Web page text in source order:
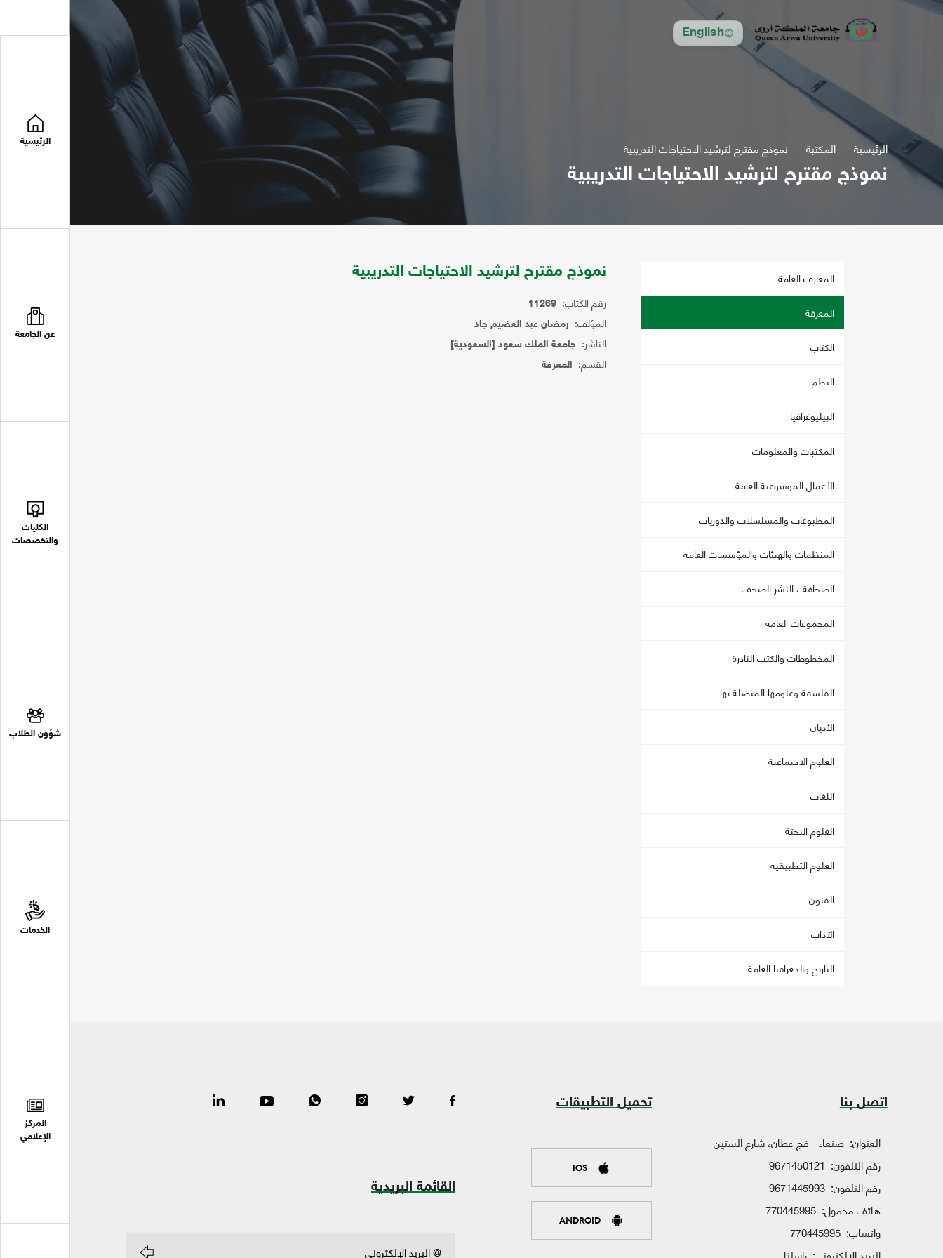
English
الرئيسية
عن الجامعة
الكليات
والتخصصات
شؤون الطلاب
الخدمات
المركز
الإعلامي
الرئيسية المكتبة نموذج مقترح لترشيد الاحتياجات التدريبية
نموذج مقترح لترشيد الاحتياجات التدريبية
المعارف العامة
المعرفة
الكتاب
النظم
البيليوغرافيا
المكتبات والمعلومات
الأعمال الموسوعية العامة
المطبوعات والمسلسلات والدوريات
المنظمات والهيئات والمؤسسات العامة
الصحافة ، النشر الصحف
المجموعات العامة
المخطوطات والكتب النادرة
الفلسفة وعلومها المتصلة بها
الأديان
العلوم الاجتماعية
اللغات
العلوم البحثة
العلوم التطبيقية
الفنون
الآداب
التاريخ والجغرافيا العامة
نموذج مقترح لترشيد الاحتياجات التدريبية
رقم الكتاب: 11269
المؤلف: رمضان عبد العضيم جاد
الناشر: جامعة الملك سعود [السعودية]
القسم: المعرفة
اتصل بنا
العنوان: صنعاء - فج عطان، شارع الستين
رقم التلفون: 9671450121
رقم التلفون: 9671445993
هاتف محمول: 770445995
واتساب: 770445995
تحميل التطبيقات
IOS
ANDROID
القائمة البريدية